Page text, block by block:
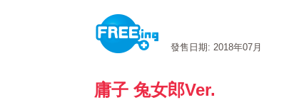
發售日期: 2018年07月
庸子 兔女郎Ver.